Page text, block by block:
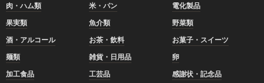
肉・ハム類 米・パン
電化製品
果実類
魚介類
野菜類
酒・アルコール
お茶・飲料
お菓子・スイーツ
麺類
雑貨・日用品
卵
加工食品
工芸品
感謝状・記念品